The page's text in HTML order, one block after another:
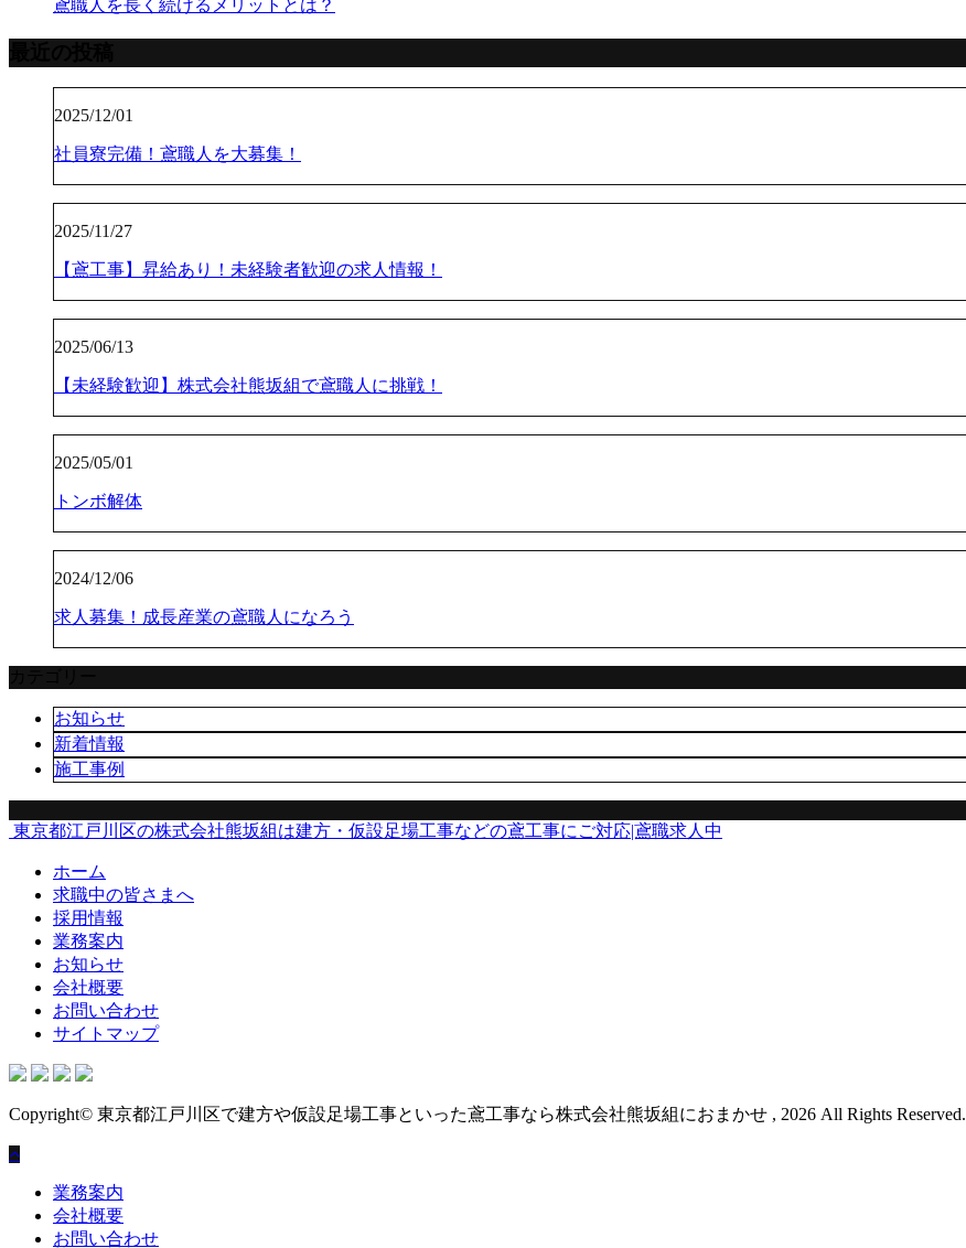
鳶職人を長く続けるメリットとは？
2025/12/01
社員寮完備！鳶職人を大募集！
2025/11/27
【鳶工事】昇給あり！未経験者歓迎の求人情報！
2025/06/13
【未経験歓迎】株式会社熊坂組で鳶職人に挑戦！
2025/05/01
トンボ解体
2024/12/06
求人募集！成長産業の鳶職人になろう
お知らせ
新着情報
施工事例
東京都江戸川区の株式会社熊坂組は建方・仮設足場工事などの鳶工事にご対応|鳶職求人中
ホーム
求職中の皆さまへ
採用情報
業務案内
お知らせ
会社概要
お問い合わせ
サイトマップ
Copyright© 東京都江戸川区で建方や仮設足場工事といった鳶工事なら株式会社熊坂組におまかせ , 2026 All Rights Reserved.
業務案内
会社概要
お問い合わせ